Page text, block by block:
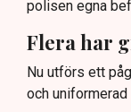
polisen egna
Flera har
Nu utförs ett
och